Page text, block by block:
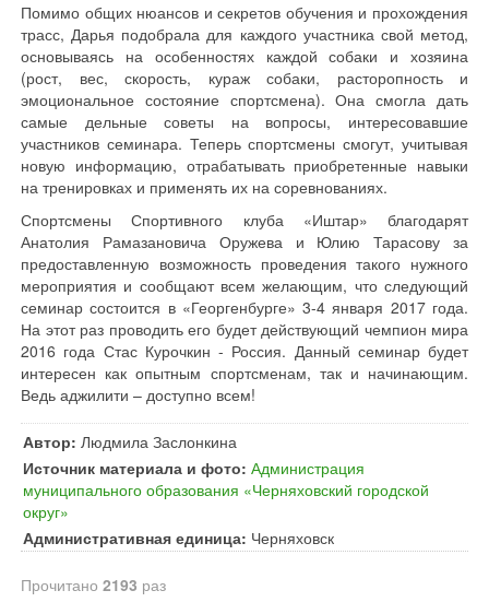
Помимо общих нюансов и секретов обучения и прохождения
трасс, Дарья подобрала для каждого участника свой метод,
основываясь на особенностях каждой собаки и хозяина
(рост, вес, скорость, кураж собаки, расторопность и
эмоциональное состояние спортсмена). Она смогла дать
самые дельные советы на вопросы, интересовавшие
участников семинара. Теперь спортсмены смогут, учитывая
новую информацию, отрабатывать приобретенные навыки
на тренировках и применять их на соревнованиях.
Спортсмены Спортивного клуба «Иштар» благодарят
Анатолия Рамазановича Оружева и Юлию Тарасову за
предоставленную возможность проведения такого нужного
мероприятия и сообщают всем желающим, что следующий
семинар состоится в «Георгенбурге» 3-4 января 2017 года.
На этот раз проводить его будет действующий чемпион мира
2016 года Стас Курочкин - Россия. Данный семинар будет
интересен как опытным спортсменам, так и начинающим.
Ведь аджилити – доступно всем!
Автор: Людмила Заслонкина
Источник материала и фото: Администрация
муниципального образования «Черняховский городской
округ»
Административная единица: Черняховск
Прочитано 2193 раз